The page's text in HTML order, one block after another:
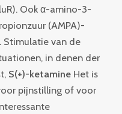
Ook α-amino-3-
(AMPA)-
Stimulatie van de
in denen der
S(+)-ketamine Het is
pijnstilling of voor